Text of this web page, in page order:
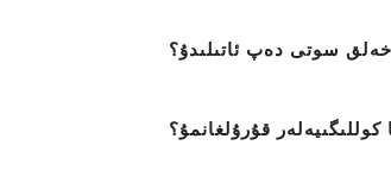
سوتى دەپ ئاتىلىدۇ؟
قۇرۇلغانمۇ؟